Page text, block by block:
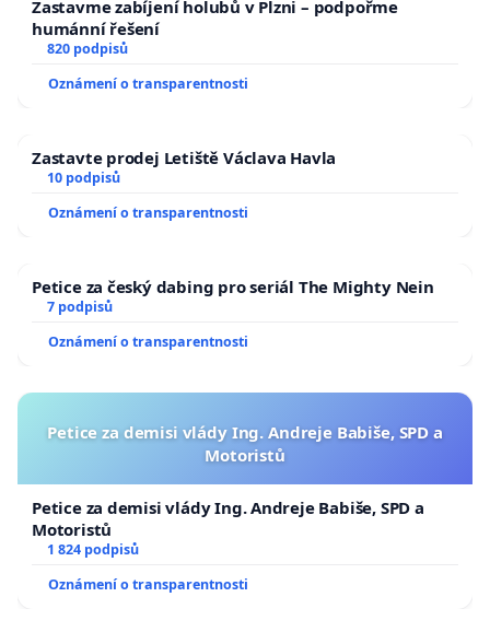
Zastavme zabíjení holubů v Plzni – podpořme
humánní řešení
820 podpisů
Oznámení o transparentnosti
Zastavte prodej Letiště Václava Havla
10 podpisů
Oznámení o transparentnosti
Petice za český dabing pro seriál The Mighty Nein
7 podpisů
Oznámení o transparentnosti
Petice za demisi vlády Ing. Andreje Babiše, SPD a
Motoristů
Petice za demisi vlády Ing. Andreje Babiše, SPD a
Motoristů
1 824 podpisů
Oznámení o transparentnosti